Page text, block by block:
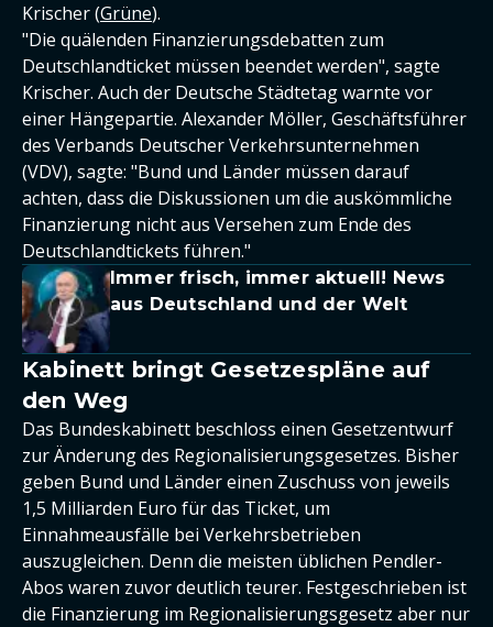
Krischer (Grüne).
"Die quälenden Finanzierungsdebatten zum
Deutschlandticket müssen beendet werden", sagte
Krischer. Auch der Deutsche Städtetag warnte vor
einer Hängepartie. Alexander Möller, Geschäftsführer
des Verbands Deutscher Verkehrsunternehmen
(VDV), sagte: "Bund und Länder müssen darauf
achten, dass die Diskussionen um die auskömmliche
Finanzierung nicht aus Versehen zum Ende des
Deutschlandtickets führen."
Immer frisch, immer aktuell! News
aus Deutschland und der Welt
Kabinett bringt Gesetzespläne auf
den Weg
Das Bundeskabinett beschloss einen Gesetzentwurf
zur Änderung des Regionalisierungsgesetzes. Bisher
geben Bund und Länder einen Zuschuss von jeweils
1,5 Milliarden Euro für das Ticket, um
Einnahmeausfälle bei Verkehrsbetrieben
auszugleichen. Denn die meisten üblichen Pendler-
Abos waren zuvor deutlich teurer. Festgeschrieben ist
die Finanzierung im Regionalisierungsgesetz aber nur